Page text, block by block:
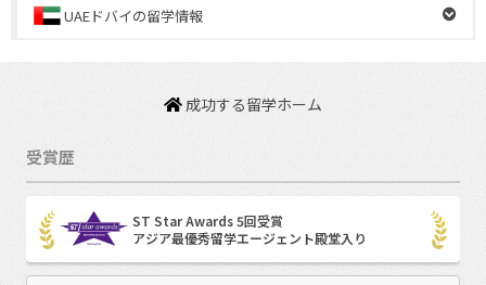
UAEドバイの留学情報
成功する留学ホーム
受賞歴
ST Star Awards 5回受賞
アジア最優秀留学エージェント殿堂入り